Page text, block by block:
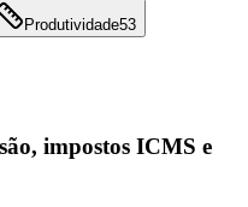
Produtividade53
impostos ICMS e